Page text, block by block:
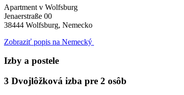
Apartment v Wolfsburg
Jenaerstraße 00
38444 Wolfsburg, Nemecko
Zobraziť popis na Nemecký
Izby a postele
3 Dvojlôžková izba pre 2 osôb